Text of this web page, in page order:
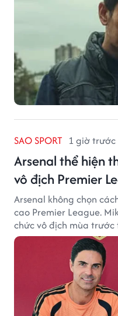
SAO SPORT 1 giờ trước
Arsenal thể hiện
vô địch Premier
Arsenal không chọn
cao Premier League.
chức vô địch mùa
kỳ thành công mới.